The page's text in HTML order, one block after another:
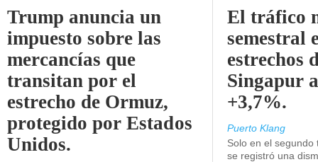
Trump anuncia un
impuesto sobre las
mercancías que
transitan por el
estrecho de Ormuz,
protegido por Estados
Unidos.
El tráfico
semestral
estrechos
Singapur
+3,7%.
Puerto Klang
Solo en el
se registró una